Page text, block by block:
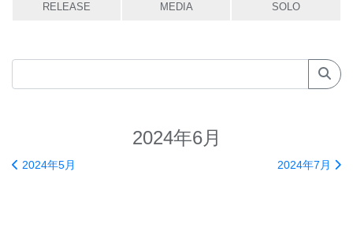
RELEASE MEDIA SOLO
2024年6月
2024年5月 2024年7月